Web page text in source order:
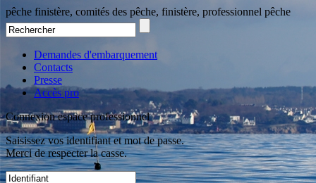
pêche finistère, comités des pêche, finistère, professionnel pêche
Demandes d'embarquement
Contacts
Presse
Accès pro
Connexion espace professionnel
Saisissez vos identifiant et mot de passe.
Merci de respecter la casse.